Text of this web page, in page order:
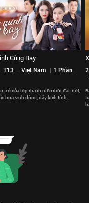
Cùng Bay
T13 Việt Nam
1 Phần
trở của lớp thanh niên thời đại mới,
họa sinh động, đầy kịch tính.